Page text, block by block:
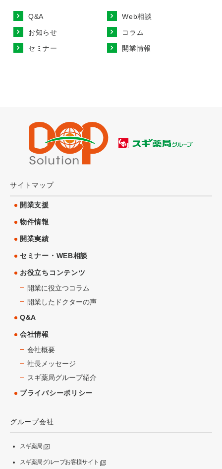
Q&A
Web相談
お知らせ
コラム
セミナー
開業情報
サイトマップ
開業支援
物件情報
開業実績
セミナー・WEB相談
お役立ちコンテンツ
開業に役立つコラム
開業したドクターの声
Q&A
会社情報
会社概要
社長メッセージ
スギ薬局グループ紹介
プライバシーポリシー
グループ会社
スギ薬局
スギ薬局グループお客様サイト